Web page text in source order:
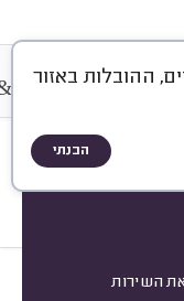
ההובלות באזור
הבנתי
השירות
ממוצע